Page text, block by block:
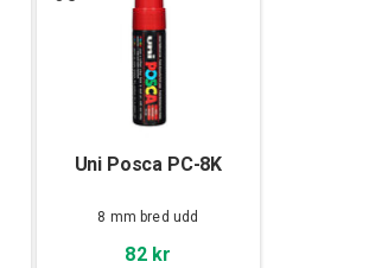
Uni Posca PC-8K
8 mm bred udd
82 kr